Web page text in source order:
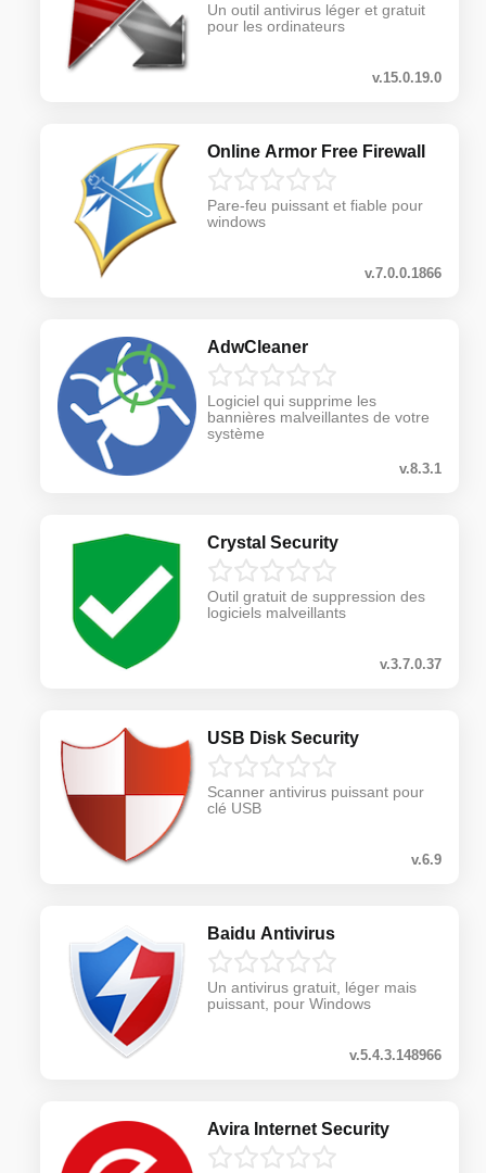
Un outil antivirus léger et gratuit
pour les ordinateurs
v.15.0.19.0
Online Armor Free Firewall
Pare-feu puissant et fiable pour
windows
v.7.0.0.1866
AdwCleaner
Logiciel qui supprime les
bannières malveillantes de votre
système
v.8.3.1
Crystal Security
Outil gratuit de suppression des
logiciels malveillants
v.3.7.0.37
USB Disk Security
Scanner antivirus puissant pour
clé USB
v.6.9
Baidu Antivirus
Un antivirus gratuit, léger mais
puissant, pour Windows
v.5.4.3.148966
Avira Internet Security